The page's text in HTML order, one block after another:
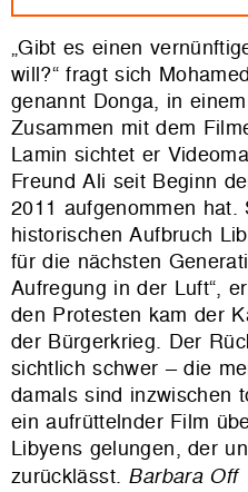
„Gibt es einen
will?“ fragt sich
genannt Donga, in
Zusammen mit dem
Lamin sichtet er
Freund Ali seit Beginn
2011 aufgenommen hat.
historischen Aufbruch
für die nächsten
Aufregung in der Luft“,
den Protesten kam der
der Bürgerkrieg. Der
sichtlich schwer–die
damals sind inzwischen
ein aufrüttelnder Film
Libyens gelungen, der
zurücklässt. Barbara Off